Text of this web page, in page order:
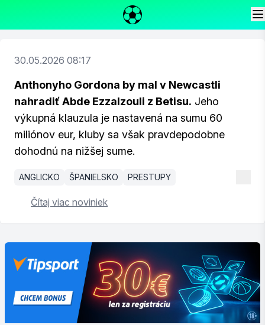
30.05.2026 08:17
Anthonyho Gordona by mal v Newcastli
nahradiť Abde Ezzalzouli z Betisu. Jeho
výkupná klauzula je nastavená na sumu 60
miliónov eur, kluby sa však pravdepodobne
dohodnú na nižšej sume.
ANGLICKO ŠPANIELSKO PRESTUPY
Čítaj viac noviniek